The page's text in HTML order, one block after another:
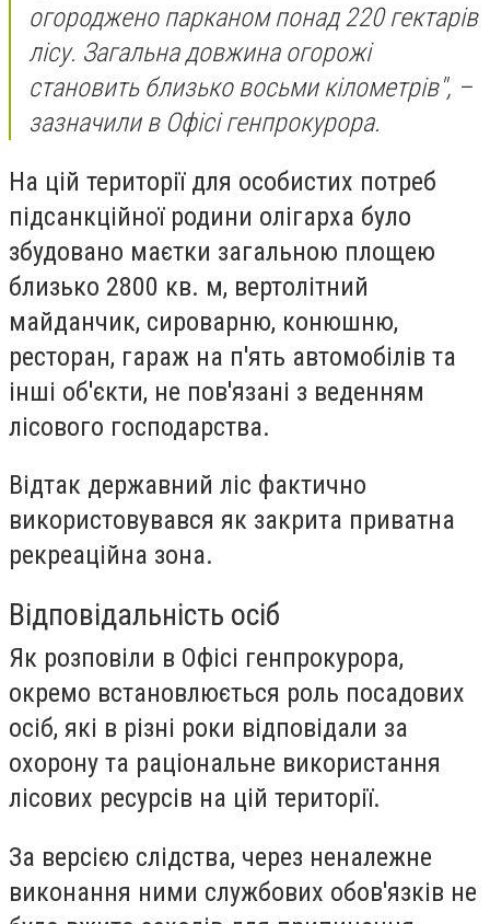
огороджено парканом понад 220 гектарів
лісу. Загальна довжина огорожі
становить близько восьми кілометрів", –
зазначили в Офісі генпрокурора.
На цій території для особистих потреб
підсанкційної родини олігарха було
збудовано маєтки загальною площею
близько 2800 кв. м, вертолітний
майданчик, сироварню, конюшню,
ресторан, гараж на п'ять автомобілів та
інші об'єкти, не пов'язані з веденням
лісового господарства.
Відтак державний ліс фактично
використовувався як закрита приватна
рекреаційна зона.
Відповідальність осіб
Як розповіли в Офісі генпрокурора,
окремо встановлюється роль посадових
осіб, які в різні роки відповідали за
охорону та раціональне використання
лісових ресурсів на цій території.
За версією слідства, через неналежне
виконання ними службових обов'язків не